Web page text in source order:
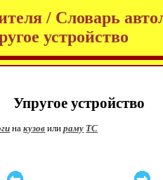
/ Словарь
устройство
Упругое устройство
накузов илираму ТС